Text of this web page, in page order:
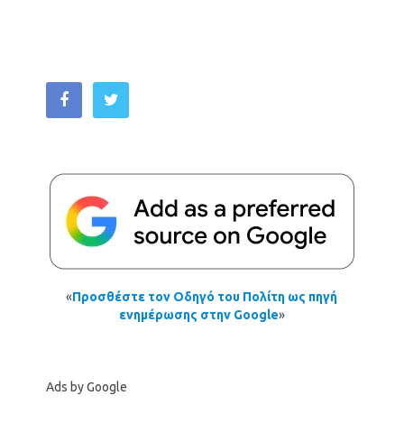
«Προσθέστε τον Οδηγό του Πολίτη ως πηγή
ενημέρωσης στην Google»
Ads by Google